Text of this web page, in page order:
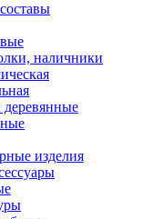
наличники
изделия